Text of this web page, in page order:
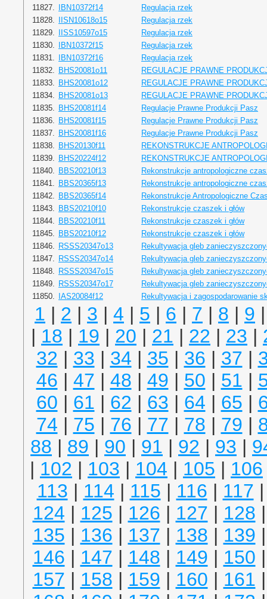
11827.
IBN10372f14
Regulacja rzek
11828.
IISN10618o15
Regulacja rzek
11829.
IISS10597o15
Regulacja rzek
11830.
IBN10372f15
Regulacja rzek
11831.
IBN10372f16
Regulacja rzek
11832. BHS20081o11
REGULACJE PRAWNE
11833. BHS20081o12
REGULACJE PRAWNE
11834. BHS20081o13
REGULACJE PRAWNE
11835. BHS20081f14
Regulacje Prawne Produkcji Pasz
11836. BHS20081f15
Regulacje Prawne Produkcji Pasz
11837. BHS20081f16
Regulacje Prawne Produkcji Pasz
11838. BHS20130f11
REKONSTRUKCJE
11839. BHS20224f12
REKONSTRUKCJE
11840. BBS20210f13
Rekonstrukcje antropologiczne
11841. BBS20365f13
Rekonstrukcje antropologiczne
11842. BBS20365f14
Rekonstrukcje Antropologiczne
11843. BBS20210f10
Rekonstrukcje czaszek i głów
11844. BBS20210f11
Rekonstrukcje czaszek i głów
11845. BBS20210f12
Rekonstrukcje czaszek i głów
11846. RSSS20347o13
Rekultywacja gleb
11847. RSSS20347o14
Rekultywacja gleb
11848. RSSS20347o15
Rekultywacja gleb
11849. RSSS20347o17
Rekultywacja gleb
11850.
IAS20084f12 Rekultywacja i zagospodarowanie
1 | 2 | 3 | 4 | 5 | 6 | 7 | 8 | 9
| 18 | 19 | 20 | 21 | 22 | 23 |
32 | 33 | 34 | 35 | 36 | 37 |
46 | 47 | 48 | 49 | 50 | 51 |
60 | 61 | 62 | 63 | 64 | 65 |
74 | 75 | 76 | 77 | 78 | 79 |
88 | 89 | 90 | 91 | 92 | 93 |
| 102 | 103 | 104 | 105 | 106
113 | 114 | 115 | 116 | 117
124 | 125 | 126 | 127 | 128
135 | 136 | 137 | 138 | 139
146 | 147 | 148 | 149 | 150
157 | 158 | 159 | 160 | 161